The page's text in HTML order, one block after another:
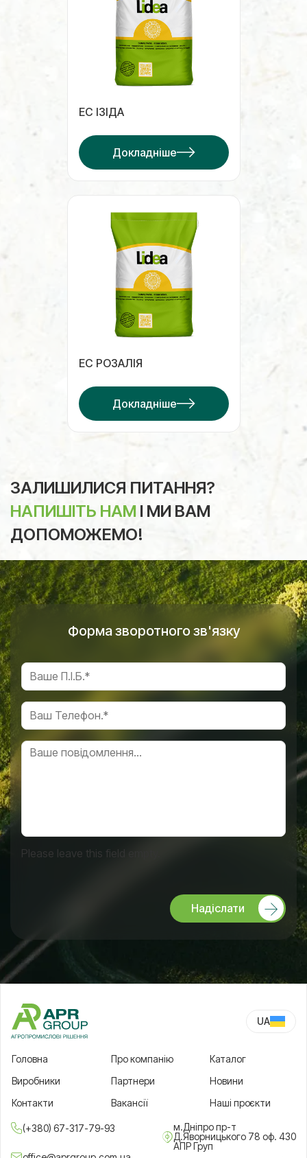
ЕС ІЗІДА
Докладніше
ЕС РОЗАЛІЯ
Докладніше
ЗАЛИШИЛИСЯ ПИТАННЯ?
НАПИШІТЬ НАМ І МИ ВАМ
ДОПОМОЖЕМО!
Форма зворотного зв'язку
Please leave this field empty.
Надіслати
UA
Головна
Про компанію
Каталог
Виробники
Партнери
Новини
Контакти
Вакансії Наші проєкти
(+380) 67-317-79-93
м.Дніпро пр-т
Д.Яворницького 78 оф. 430
АПР Груп